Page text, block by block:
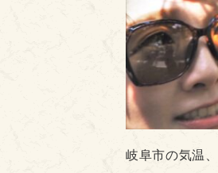
岐阜市の気温